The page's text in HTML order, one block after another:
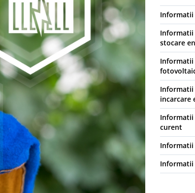
Informatii
Informatii
stocare
Informatii
incarcare
Informatii
curent
Informatii